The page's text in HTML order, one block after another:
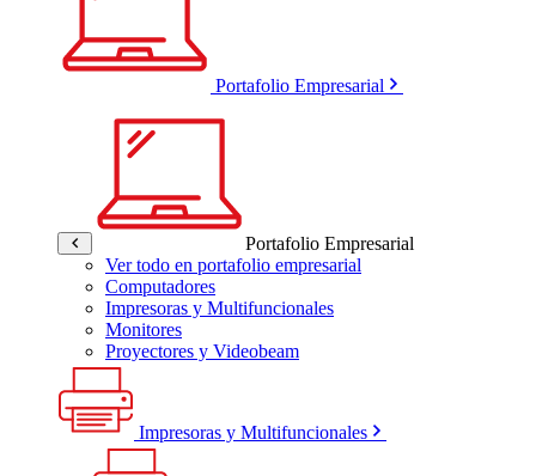
Portafolio Empresarial
Portafolio Empresarial
Ver todo en portafolio empresarial
Computadores
Impresoras y Multifuncionales
Monitores
Proyectores y Videobeam
Impresoras y Multifuncionales